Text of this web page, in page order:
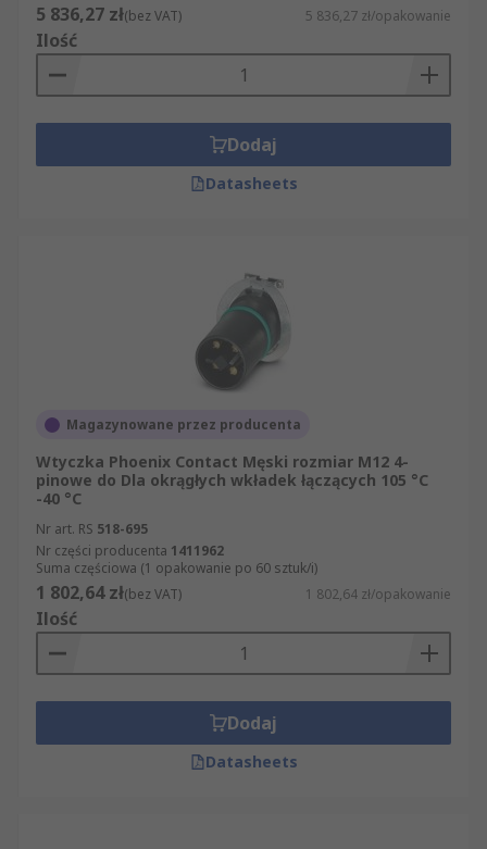
5 836,27 zł(bez VAT) 5 836,27 zł/opakowanie
Ilość
Dodaj
Datasheets
Magazynowane przez producenta
Wtyczka Phoenix Contact Męski rozmiar M12 4-
pinowe do Dla okrągłych wkładek łączących 105 °C
-40 °C
Nr art. RS 518-695
Nr części producenta 1411962
Suma częściowa (1 opakowanie po 60 sztuk/i)
1 802,64 zł(bez VAT) 1 802,64 zł/opakowanie
Ilość
Dodaj
Datasheets